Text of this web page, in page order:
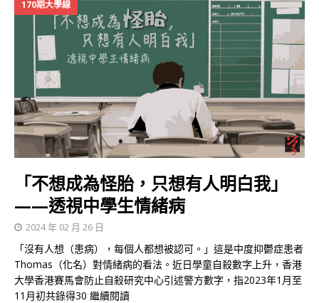
170期大學線
「不想成為怪胎，只想有人明白我」
——透視中學生情緒病
2024 年 02 月 26 日
「沒有人想（患病），每個人都想被認可。」這是中度抑鬱症患者
Thomas（化名）對情緒病的看法。近日學童自殺數字上升，香港
大學香港賽馬會防止自殺研究中心引述警方數字，指2023年1月至
11月初共錄得30 繼續閱讀